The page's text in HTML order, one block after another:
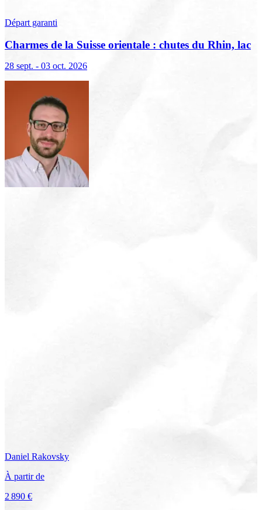
Départ garanti
Charmes de la Suisse orientale : chutes du Rhin, lac
28 sept. - 03 oct. 2026
Daniel Rakovsky
À partir de
2 890 €